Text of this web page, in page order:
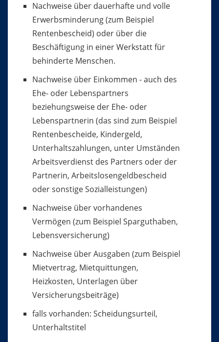
Nachweise über dauerhafte und volle
Erwerbsminderung (zum Beispiel
Rentenbescheid) oder über die
Beschäftigung in einer Werkstatt für
behinderte Menschen.
Nachweise über Einkommen - auch des
Ehe- oder Lebenspartners
beziehungsweise der Ehe- oder
Lebenspartnerin (das sind zum Beispiel
Rentenbescheide, Kindergeld,
Unterhaltszahlungen, unter Umständen
Arbeitsverdienst des Partners oder der
Partnerin, Arbeitslosengeldbescheid
oder sonstige Sozialleistungen)
Nachweise über vorhandenes
Vermögen (zum Beispiel Sparguthaben,
Lebensversicherung)
Nachweise über Ausgaben (zum Beispiel
Mietvertrag, Mietquittungen,
Heizkosten, Unterlagen über
Versicherungsbeiträge)
falls vorhanden: Scheidungsurteil,
Unterhaltstitel